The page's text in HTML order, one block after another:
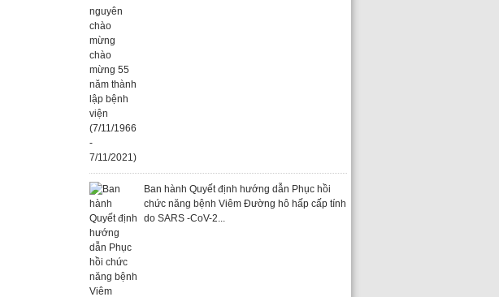
Ban hành Quyết định hướng dẫn Phục hồi
chức năng bệnh Viêm Đường hô hấp cấp tính
do SARS -CoV-2...